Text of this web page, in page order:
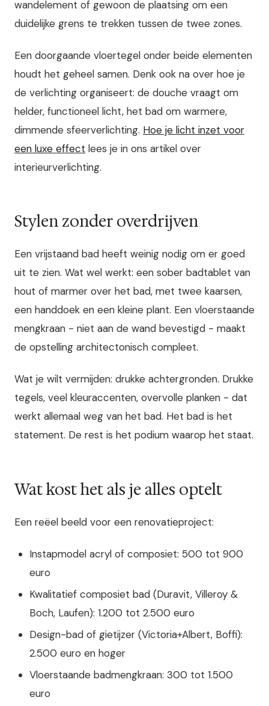
wandelement of gewoon de plaatsing om een
duidelijke grens te trekken tussen de twee zones.
Een doorgaande vloertegel onder beide elementen
houdt het geheel samen. Denk ook na over hoe je
de verlichting organiseert: de douche vraagt om
helder, functioneel licht, het bad om warmere,
dimmende sfeerverlichting. Hoe je licht inzet voor
een luxe effect lees je in ons artikel over
interieurverlichting.
Stylen zonder overdrijven
Een vrijstaand bad heeft weinig nodig om er goed
uit te zien. Wat wel werkt: een sober badtablet van
hout of marmer over het bad, met twee kaarsen,
een handdoek en een kleine plant. Een vloerstaande
mengkraan - niet aan de wand bevestigd - maakt
de opstelling architectonisch compleet.
Wat je wilt vermijden: drukke achtergronden. Drukke
tegels, veel kleuraccenten, overvolle planken - dat
werkt allemaal weg van het bad. Het bad is het
statement. De rest is het podium waarop het staat.
Wat kost het als je alles optelt
Een reëel beeld voor een renovatieproject:
Instapmodel acryl of composiet: 500 tot 900
euro
Kwalitatief composiet bad (Duravit, Villeroy &
Boch, Laufen): 1.200 tot 2.500 euro
Design-bad of gietijzer (Victoria+Albert, Boffi):
2.500 euro en hoger
Vloerstaande badmengkraan: 300 tot 1.500
euro